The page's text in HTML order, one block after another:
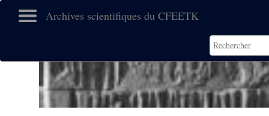
Archives scientifiques du CFEETK